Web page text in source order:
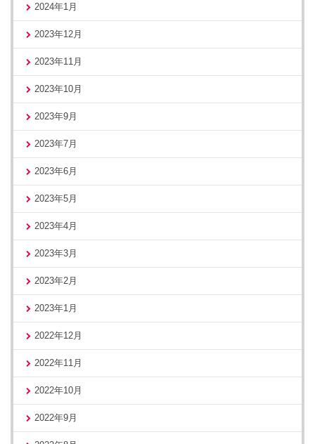
2024年1月
2023年12月
2023年11月
2023年10月
2023年9月
2023年7月
2023年6月
2023年5月
2023年4月
2023年3月
2023年2月
2023年1月
2022年12月
2022年11月
2022年10月
2022年9月